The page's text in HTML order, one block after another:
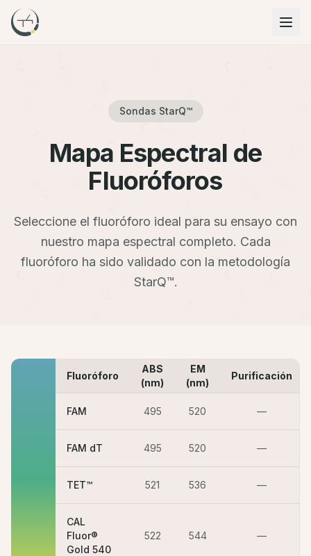
G
A
C
T
A
C
G
Sondas StarQ™
Mapa Espectral de
Fluoróforos
Seleccione el fluoróforo ideal para su ensayo con
nuestro mapa espectral completo. Cada
fluoróforo ha sido validado con la metodología
StarQ™.
Fluoróforo
ABS
(nm)
EM
(nm)
Purificación
FAM 495 520 —
FAM dT 495 520 —
TET™ 521 536 —
CAL
Fluor®
Gold 540
522 544 —